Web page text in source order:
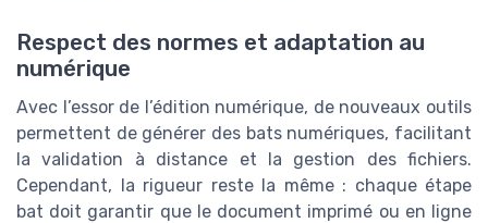
Respect des normes et adaptation au
numérique
Avec l’essor de l’édition numérique, de nouveaux outils
permettent de générer des bats numériques, facilitant
la validation à distance et la gestion des fichiers.
Cependant, la rigueur reste la même : chaque étape
bat doit garantir que le document imprimé ou en ligne